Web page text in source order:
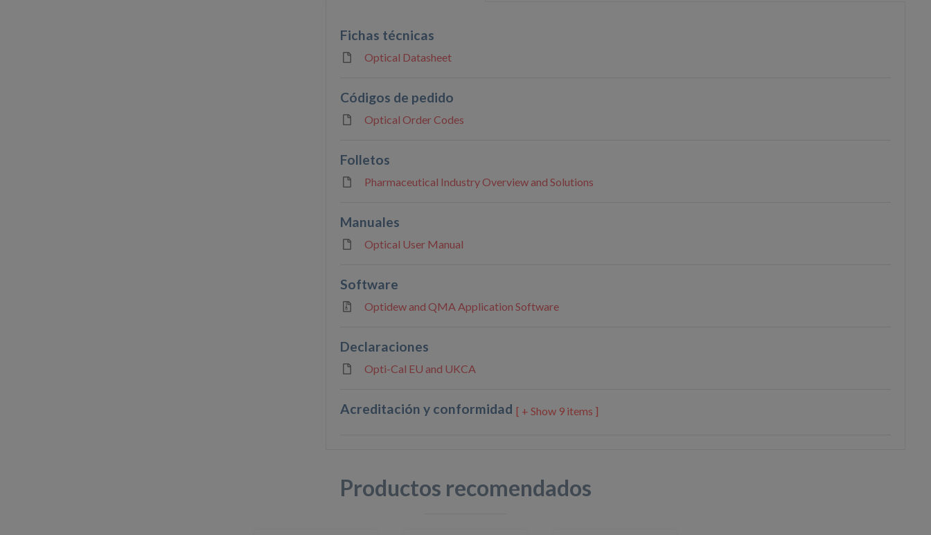
Fichas técnicas
Optical Datasheet
Códigos de pedido
Optical Order Codes
Folletos
Pharmaceutical Industry Overview and Solutions
Manuales
Optical User Manual
Software
Optidew and QMA Application Software
Declaraciones
Opti-Cal EU and UKCA
Acreditación y conformidad 9 items ]
Productos recomendados